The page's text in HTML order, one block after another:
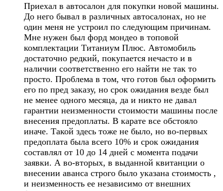
Приехал в автосалон для покупки новой машины.
До него бывал в различных автосалонах, но не
один меня не устроил по следующим причинам.
Мне нужен был форд мондео в топовой
комплектации Титаниум Плюс. Автомобиль
достаточно редкий, покупается нечасто и в
наличии соответственно его найти не так то
просто. Проблема в том, что готов был оформить
его по пред заказу, но срок ожидания везде был
не менее одного месяца, да и никто не давал
гарантии неизменности стоимости машины после
внесения предоплаты. В карате все обстояло
иначе. Такой здесь тоже не было, но во-первых
предоплата была всего 10% и срок ожидания
составлял от 10 до 14 дней с момента подачи
заявки. А во-вторых, в выданной квитанции о
внесении аванса строго было указана стоимость ,
и неизменность ее независимо от внешних